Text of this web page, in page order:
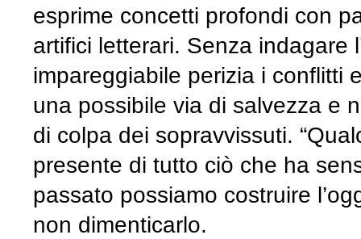
esprime concetti profondi con
artifici letterari. Senza indagare
impareggiabile perizia i conflitti
una possibile via di salvezza e
di colpa dei sopravvissuti.
presente di tutto ciò che ha
passato possiamo costruire
non dimenticarlo.